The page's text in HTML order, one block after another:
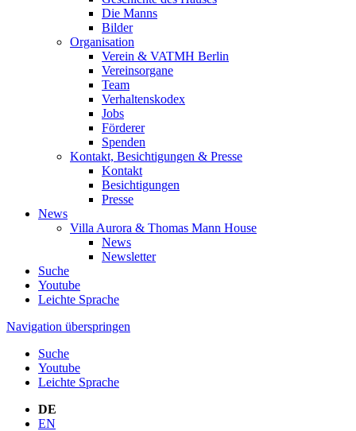
Die Manns
Bilder
Organisation
Verein & VATMH Berlin
Vereinsorgane
Team
Verhaltenskodex
Jobs
Förderer
Spenden
Kontakt, Besichtigungen & Presse
Kontakt
Besichtigungen
Presse
News
Villa Aurora & Thomas Mann House
News
Newsletter
Suche
Youtube
Leichte Sprache
Navigation überspringen
Suche
Youtube
Leichte Sprache
DE
EN